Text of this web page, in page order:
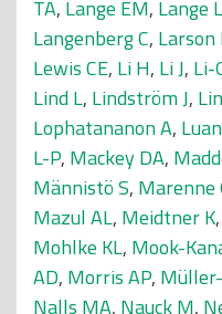
TA, Lange EM, Lange
Langenberg C, Larson
Lewis CE, Li H, Li J, Li-
Lind L, Lindström J,
Lophatananon A,
L-P, Mackey DA,
Männistö S, Marenne
Mazul AL, Meidtner K,
Mohlke KL, Mook-
AD, Morris AP,
Nalls MA, Nauck M,